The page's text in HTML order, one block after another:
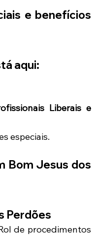
e benefícios
aqui:
Liberais e
especiais.
Bom Jesus dos
Perdões
de procedimentos